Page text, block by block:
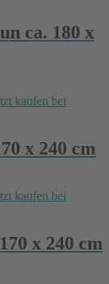
ca. 180 x
x 240 cm
x 240 cm